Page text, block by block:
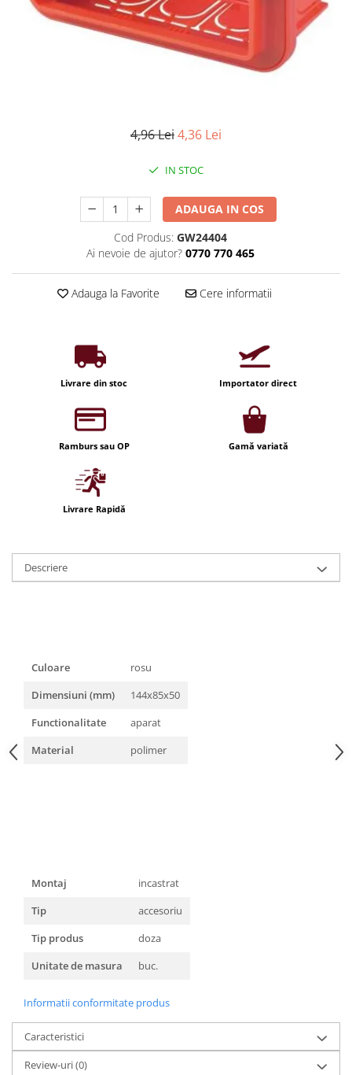
Iluminat arhitectural
Becuri LED cu filament
Corpuri de emergenta
Uncategorized
Profil banda LED
Iluminat festiv
Fotosenzori si Senzori de miscare
Sina Magnetica Slim LIMBO
Iluminat decorativ de Craciun
Priza exterior
4,96 Lei4,36 Lei
IN STOC
ADAUGA IN COS
Cod Produs: GW24404
Ai nevoie de ajutor? 0770 770 465
Adauga la Favorite Cere informatii
Livrare din stoc Importator direct
Ramburs sau OP Gamă variată
Livrare Rapidă
Descriere
Culoare
rosu
Dimensiuni (mm)
144x85x50
Functionalitate
aparat
Material
polimer
Montaj
incastrat
Tip
accesoriu
Tip produs
doza
Unitate de masura
buc.
Informatii conformitate produs
Caracteristici
Review-uri(0)